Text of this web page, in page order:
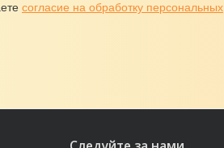
согласие на обработку персональных